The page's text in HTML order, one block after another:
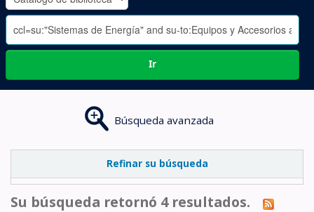
-
Ir
Búsqueda avanzada
Refinar su búsqueda
Su búsqueda retornó 4 resultados.